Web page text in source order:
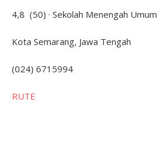
4,8 (50) · Sekolah Menengah Umum
Kota Semarang, Jawa Tengah
(024) 6715994
RUTE